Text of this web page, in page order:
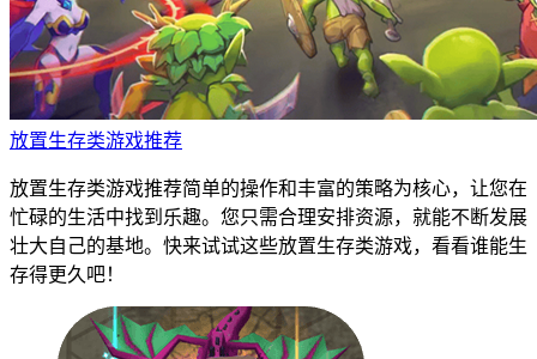
放置生存类游戏推荐
放置生存类游戏推荐简单的操作和丰富的策略为核心，让您在
忙碌的生活中找到乐趣。您只需合理安排资源，就能不断发展
壮大自己的基地。快来试试这些放置生存类游戏，看看谁能生
存得更久吧！